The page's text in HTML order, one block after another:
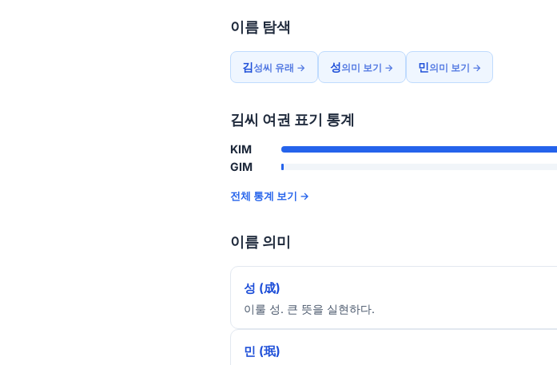
이름 탐색
김성씨 유래 → 성의미 보기 → 민의미 보기 →
김씨 여권 표기 통계
KIM
GIM
전체 통계 보기 →
이름 의미
성 (成)
이룰 성. 큰 뜻을 실현하다.
민 (珉)